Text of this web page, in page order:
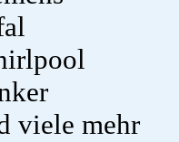
viele mehr